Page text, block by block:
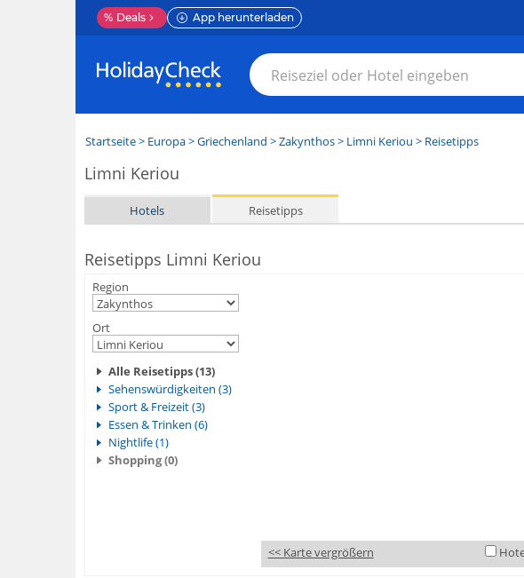
% Deals App herunterladen
Startseite> Europa>Griechenland >Zakynthos> Limni Keriou > Reisetipps
Limni Keriou
Hotels Reisetipps
Reisetipps Limni Keriou
Region
Ort
Alle Reisetipps (13)
Sehenswürdigkeiten (3)
Sport & Freizeit (3)
Essen & Trinken (6)
Nightlife (1)
Shopping (0)
<< Karte vergrößern